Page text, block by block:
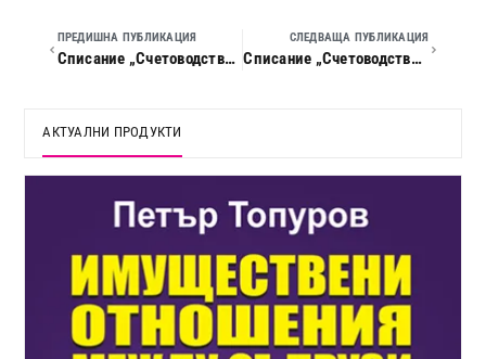
ПРЕДИШНА ПУБЛИКАЦИЯ
Списание „Счетоводство, данъци и право“, 2024 г., кн. 02
СЛЕДВАЩА ПУБЛИКАЦИЯ
Списание „Счетоводство, данъци и право“, 2024 г., кн. 04
АКТУАЛНИ ПРОДУКТИ